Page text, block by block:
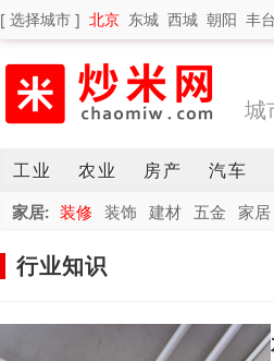
[ 选择城市 ] 北京 东城 西城 朝阳 丰台
城
工业 农业 房产 汽车
家居: 装修 装饰 建材 五金 家居
行业知识